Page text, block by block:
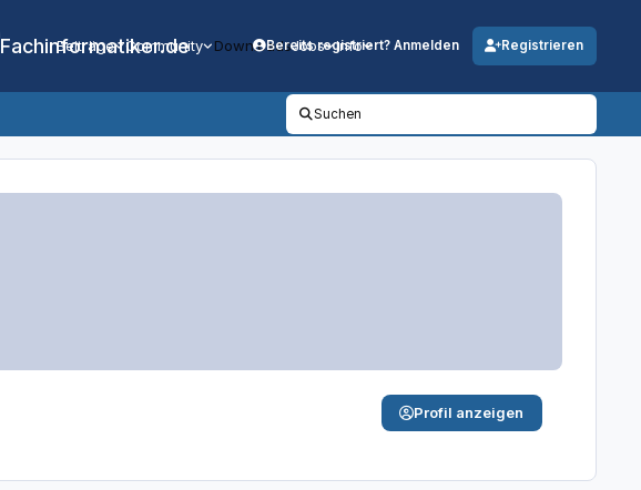
Fachinformatiker.de
Beiträge Community DownloadsJobs Info
Bereits registriert? Anmelden Registrieren
Suchen
Profil anzeigen